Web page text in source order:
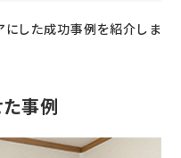
にした成功事例を紹介しま
事例